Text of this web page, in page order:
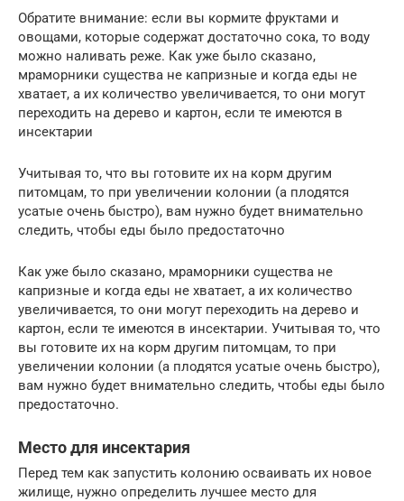
Обратите внимание: если вы кормите фруктами и
овощами, которые содержат достаточно сока, то воду
можно наливать реже. Как уже было сказано,
мраморники существа не капризные и когда еды не
хватает, а их количество увеличивается, то они могут
переходить на дерево и картон, если те имеются в
инсектарии
Учитывая то, что вы готовите их на корм другим
питомцам, то при увеличении колонии (а плодятся
усатые очень быстро), вам нужно будет внимательно
следить, чтобы еды было предостаточно
Как уже было сказано, мраморники существа не
капризные и когда еды не хватает, а их количество
увеличивается, то они могут переходить на дерево и
картон, если те имеются в инсектарии. Учитывая то, что
вы готовите их на корм другим питомцам, то при
увеличении колонии (а плодятся усатые очень быстро),
вам нужно будет внимательно следить, чтобы еды было
предостаточно.
Место для инсектария
Перед тем как запустить колонию осваивать их новое
жилище, нужно определить лучшее место для